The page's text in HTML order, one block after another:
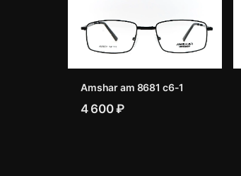
Amshar am 8681 c6-1
4 600 ₽